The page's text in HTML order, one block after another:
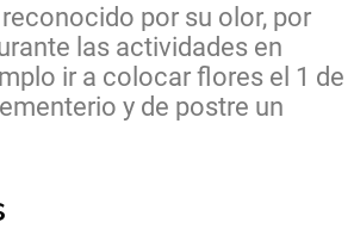
por su olor, por
las actividades en
ir a colocar flores el 1 de
y de postre un